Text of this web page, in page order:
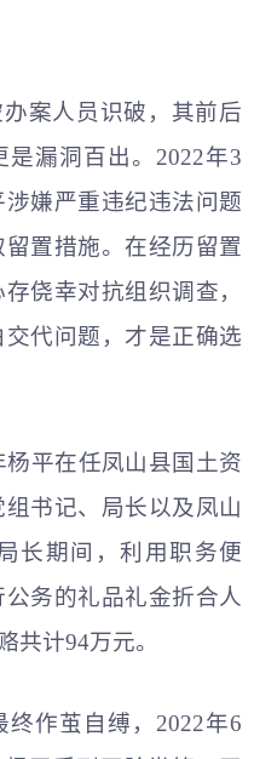
案人员识破，其前后
是漏洞百出。2022年3
嫌严重违纪违法问题
置措施。在经历留置
侥幸对抗组织调查，
代问题，才是正确选
杨平在任凤山县国土资
书记、局长以及凤山
长期间，利用职务便
务的礼品礼金折合人
共计94万元。
作茧自缚，2022年6